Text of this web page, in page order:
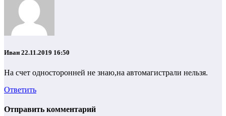
Иван 22.11.2019 16:50
На счет односторонней не знаю,на автомагистрали нельзя.
Ответить
Отправить комментарий